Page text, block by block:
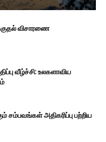
விசாரணை
வீழ்ச்சி: உலகளாவிய
சம்பவங்கள் அதிகரிப்பு பற்றிய